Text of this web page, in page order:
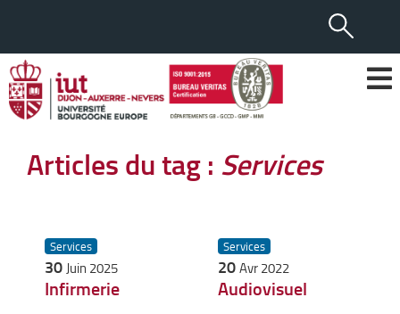
Articles du tag : Services
Services
30 Juin 2025
Infirmerie
Services
20Avr 2022
Audiovisuel